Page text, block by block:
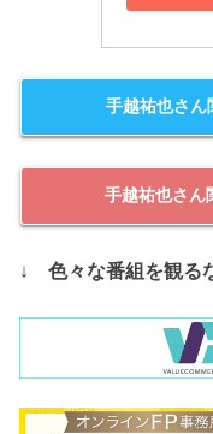
手越祐也さ
手越祐也さん
↓ 色々な番組を観る